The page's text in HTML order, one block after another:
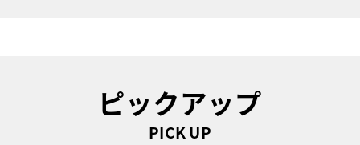
ピックアップ
PICK UP